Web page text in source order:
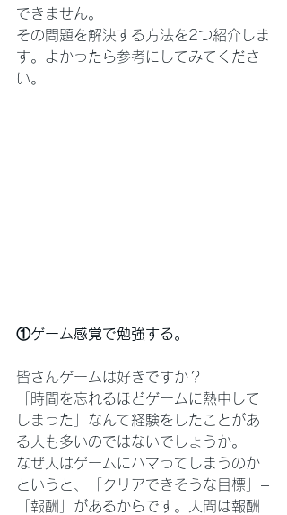
できません。
その問題を解決する方法を2つ紹介しま
す。よかったら参考にしてみてくださ
い。
①ゲーム感覚で勉強する。
皆さんゲームは好きですか？
「時間を忘れるほどゲームに熱中して
しまった」なんて経験をしたことがあ
る人も多いのではないでしょうか。
なぜ人はゲームにハマってしまうのか
というと、「クリアできそうな目標」+
「報酬」があるからです。人間は報酬